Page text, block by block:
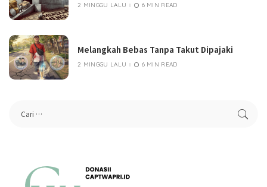
2 MINGGU LALU 6 MIN READ
Melangkah Bebas Tanpa Takut Dipajaki
2 MINGGU LALU 6 MIN READ